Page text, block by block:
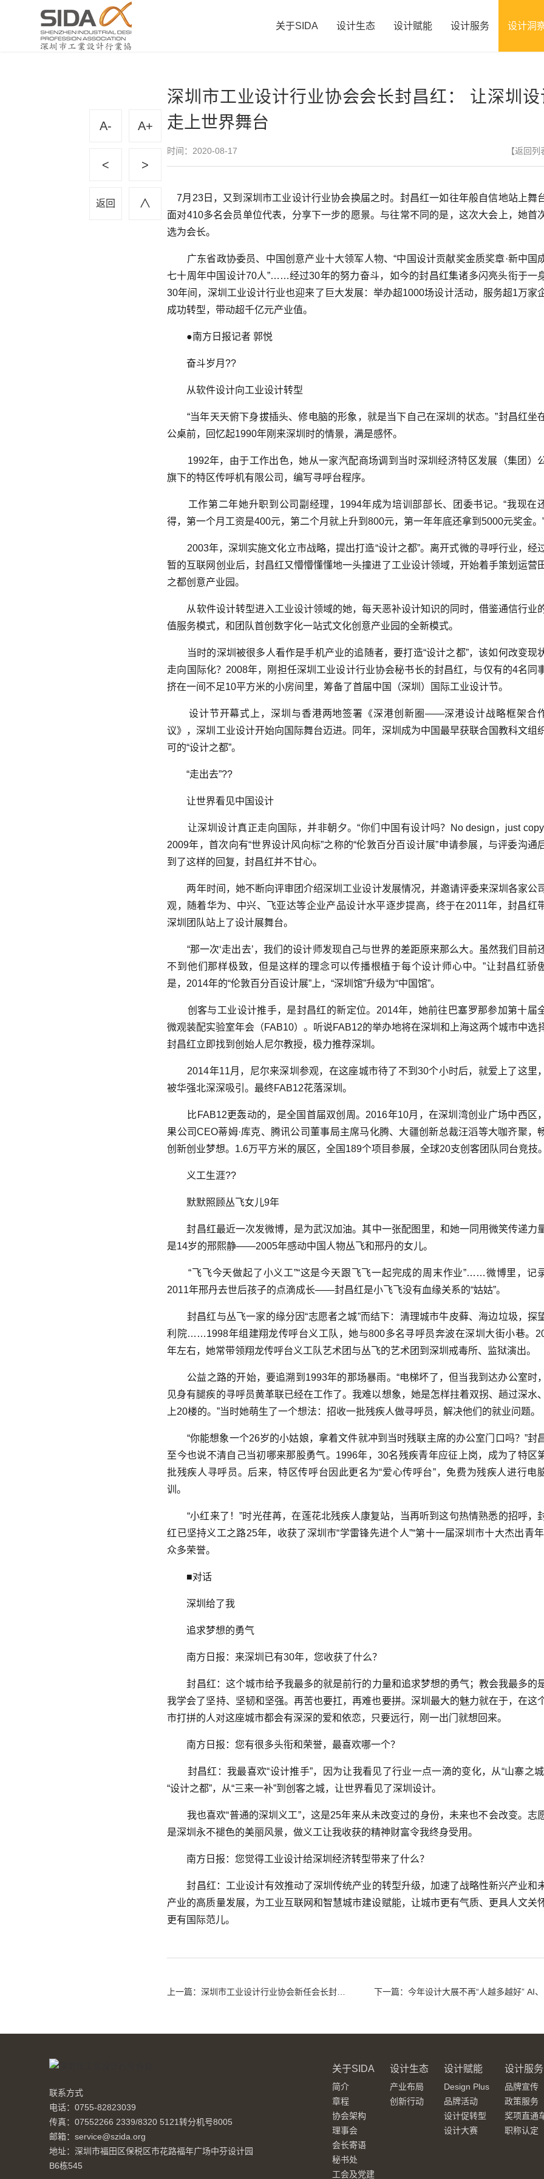
关于SIDA 设计生态 设计赋能 设计服务 设计洞
A- A+
< >
返回 ∧
深圳市工业设计行业协会会长封昌红： 让深圳设
走上世界舞台
时间：2020-08-17 【返回列
7月23日，又到深圳市工业设计行业协会换届之时。封昌红一如往年般自信地站上舞台
面对410多名会员单位代表，分享下一步的愿景。与往常不同的是，这次大会上，她首
选为会长。
广东省政协委员、中国创意产业十大领军人物、“中国设计贡献奖金质奖章·新中国
七十周年中国设计70人”……经过30年的努力奋斗，如今的封昌红集诸多闪亮头衔于一身
30年间，深圳工业设计行业也迎来了巨大发展：举办超1000场设计活动，服务超1万家
成功转型，带动超千亿元产业值。
●南方日报记者 郭悦
奋斗岁月??
从软件设计向工业设计转型
“当年天天俯下身拔插头、修电脑的形象，就是当下自己在深圳的状态。”封昌红坐
公桌前，回忆起1990年刚来深圳时的情景，满是感怀。
1992年，由于工作出色，她从一家汽配商场调到当时深圳经济特区发展（集团）
旗下的特区传呼机有限公司，编写寻呼台程序。
工作第二年她升职到公司副经理，1994年成为培训部部长、团委书记。“我现在
得，第一个月工资是400元，第二个月就上升到800元，第一年年底还拿到5000元奖金。
2003年，深圳实施文化立市战略，提出打造“设计之都”。离开式微的寻呼行业，经
暂的互联网创业后，封昌红又懵懵懂懂地一头撞进了工业设计领域，开始着手策划运营
之都创意产业园。
从软件设计转型进入工业设计领域的她，每天恶补设计知识的同时，借鉴通信行业
值服务模式，和团队首创数字化一站式文化创意产业园的全新模式。
当时的深圳被很多人看作是手机产业的追随者，要打造“设计之都”，该如何改变现状
走向国际化？2008年，刚担任深圳工业设计行业协会秘书长的封昌红，与仅有的4名同事
挤在一间不足10平方米的小房间里，筹备了首届中国（深圳）国际工业设计节。
设计节开幕式上，深圳与香港两地签署《深港创新圈——深港设计战略框架合
议》，深圳工业设计开始向国际舞台迈进。同年，深圳成为中国最早获联合国教科文组
可的“设计之都”。
“走出去”??
让世界看见中国设计
让深圳设计真正走向国际，并非朝夕。“你们中国有设计吗？No design，just copy
2009年，首次向有“世界设计风向标”之称的“伦敦百分百设计展”申请参展，与评委沟通
到了这样的回复，封昌红并不甘心。
两年时间，她不断向评审团介绍深圳工业设计发展情况，并邀请评委来深圳各家公
观，随着华为、中兴、飞亚达等企业产品设计水平逐步提高，终于在2011年，封昌红
深圳团队站上了设计展舞台。
“那一次‘走出去’，我们的设计师发现自己与世界的差距原来那么大。虽然我们目前
不到他们那样极致，但是这样的理念可以传播根植于每个设计师心中。”让封昌红骄
是，2014年的“伦敦百分百设计展”上，“深圳馆”升级为“中国馆”。
创客与工业设计推手，是封昌红的新定位。2014年，她前往巴塞罗那参加第十届
微观装配实验室年会（FAB10）。听说FAB12的举办地将在深圳和上海这两个城市中选
封昌红立即找到创始人尼尔教授，极力推荐深圳。
2014年11月，尼尔来深圳参观，在这座城市待了不到30个小时后，就爱上了这里
被华强北深深吸引。最终FAB12花落深圳。
比FAB12更轰动的，是全国首届双创周。2016年10月，在深圳湾创业广场中西区
果公司CEO蒂姆·库克、腾讯公司董事局主席马化腾、大疆创新总裁汪滔等大咖齐聚，
创新创业梦想。1.6万平方米的展区，全国189个项目参展，全球20支创客团队同台竞技。
义工生涯??
默默照顾丛飞女儿9年
封昌红最近一次发微博，是为武汉加油。其中一张配图里，和她一同用微笑传递力
是14岁的邢熙静——2005年感动中国人物丛飞和邢丹的女儿。
“飞飞今天做起了小义工”“这是今天跟飞飞一起完成的周末作业”……微博里，记
2011年邢丹去世后孩子的点滴成长——封昌红是小飞飞没有血缘关系的“姑姑”。
封昌红与丛飞一家的缘分因“志愿者之城”而结下：清理城市牛皮藓、海边垃圾，探
利院……1998年组建翔龙传呼台义工队，她与800多名寻呼员奔波在深圳大街小巷。
年左右，她常带领翔龙传呼台义工队艺术团与丛飞的艺术团到深圳戒毒所、监狱演出。
公益之路的开始，要追溯到1993年的那场暴雨。“电梯坏了，但当我到达办公室时
见身有腿疾的寻呼员黄革联已经在工作了。我难以想象，她是怎样拄着双拐、趟过深水
上20楼的。”当时她萌生了一个想法：招收一批残疾人做寻呼员，解决他们的就业问题。
“你能想象一个26岁的小姑娘，拿着文件就冲到当时残联主席的办公室门口吗？”封
至今也说不清自己当初哪来那股勇气。1996年，30名残疾青年应征上岗，成为了特区
批残疾人寻呼员。后来，特区传呼台因此更名为“爱心传呼台”，免费为残疾人进行电
训。
“小红来了！”时光荏苒，在莲花北残疾人康复站，当再听到这句热情熟悉的招呼，
红已坚持义工之路25年，收获了深圳市“学雷锋先进个人”“第十一届深圳市十大杰出青年
众多荣誉。
■对话
深圳给了我
追求梦想的勇气
南方日报：来深圳已有30年，您收获了什么？
封昌红：这个城市给予我最多的就是前行的力量和追求梦想的勇气；教会我最多的
我学会了坚持、坚韧和坚强。再苦也要扛，再难也要拼。深圳最大的魅力就在于，在这
市打拼的人对这座城市都会有深深的爱和依恋，只要远行，刚一出门就想回来。
南方日报：您有很多头衔和荣誉，最喜欢哪一个？
封昌红：我最喜欢“设计推手”，因为让我看见了行业一点一滴的变化，从“山寨之城
“设计之都”，从“三来一补”到创客之城，让世界看见了深圳设计。
我也喜欢“普通的深圳义工”，这是25年来从未改变过的身份，未来也不会改变。志
是深圳永不褪色的美丽风景，做义工让我收获的精神财富令我终身受用。
南方日报：您觉得工业设计给深圳经济转型带来了什么？
封昌红：工业设计有效推动了深圳传统产业的转型升级，加速了战略性新兴产业和
产业的高质量发展，为工业互联网和智慧城市建设赋能，让城市更有气质、更具人文关怀
更有国际范儿。
关于SIDA
简介
章程
协会架构
理事会
会长寄语
秘书处
工会及党建
设计生态
产业布局
创新行动
设计赋能
Design Plus
品牌活动
设计促转型
设计大赛
设计服务
品牌宣传
政策服务
奖项直通
职称认定
联系方式
电话：0755-82823039
传真：07552266 2339/8320 5121转分机号8005
邮箱：service@szida.org
地址：深圳市福田区保税区市花路福年广场中芬设计园
B6栋545